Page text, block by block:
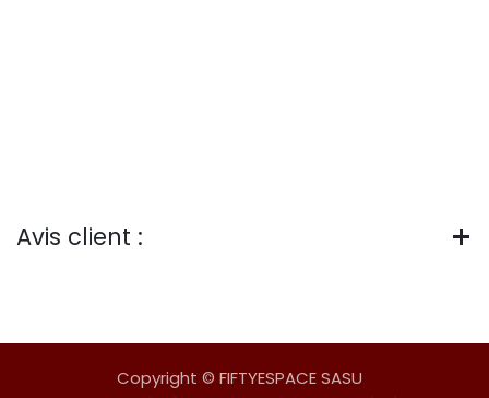
Avis client :
Copyright © FIFTYESPACE SASU